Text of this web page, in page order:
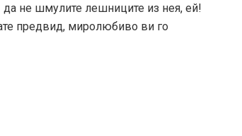
не шмулите лешниците из нея, ей!
предвид, миролюбиво ви го